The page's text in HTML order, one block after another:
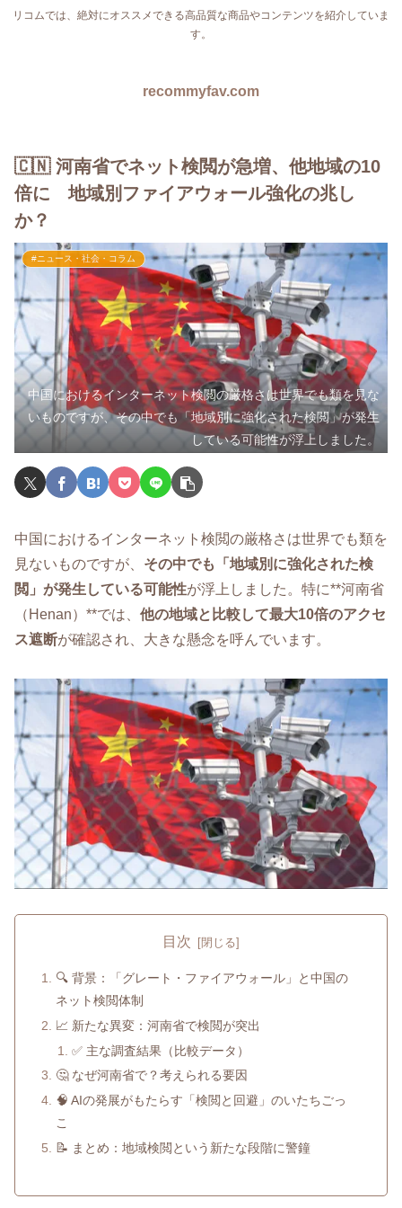
リコムでは、絶対にオススメできる高品質な商品やコンテンツを紹介していま
す。
recommyfav.com
🇨🇳 河南省でネット検閲が急増、他地域の10
倍に 地域別ファイアウォール強化の兆し
か？
#ニュース・社会・コラム
中国におけるインターネット検閲の厳格さは世界でも類を見な
いものですが、その中でも「地域別に強化された検閲」が発生
している可能性が浮上しました。
中国におけるインターネット検閲の厳格さは世界でも類を
見ないものですが、 その中でも「地域別に強化された検
閲」が発生している可能性が浮上しました。特に**河南省
（Henan）**では、 他の地域と比較して最大10倍のアクセ
ス遮断が確認され、大きな懸念を呼んでいます。
目次
🔍 背景：「グレート・ファイアウォール」と中国の
ネット検閲体制
📈 新たな異変：河南省で検閲が突出
✅ 主な調査結果（比較データ）
🤔 なぜ河南省で？考えられる要因
🧠 AIの発展がもたらす「検閲と回避」のいたちごっ
こ
📝 まとめ：地域検閲という新たな段階に警鐘